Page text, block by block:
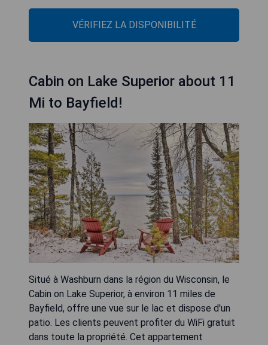
VÉRIFIEZ LA DISPONIBILITÉ
Cabin on Lake Superior about 11
Mi to Bayfield!
Situé à Washburn dans la région du Wisconsin, le
Cabin on Lake Superior, à environ 11 miles de
Bayfield, offre une vue sur le lac et dispose d'un
patio. Les clients peuvent profiter du WiFi gratuit
dans toute la propriété. Cet appartement